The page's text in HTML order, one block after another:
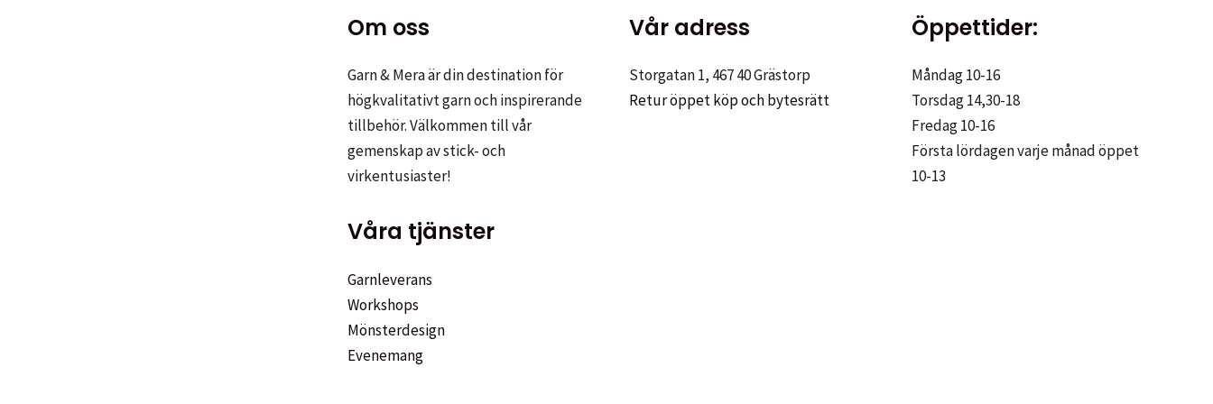
väljas
produktsidan
alternativen
väljas
alternativen
produktsidan
Om oss
Garn & Mera är din destination för
högkvalitativt garn och inspirerande
tillbehör. Välkommen till vår
gemenskap av stick- och
virkentusiaster!
Våra tjänster
Garnleverans
Workshops
Mönsterdesign
Evenemang
Vår adress
Storgatan 1, 467 40 Grästorp
Retur öppet köp och bytesrätt
Öppettider:
Måndag 10-16
Torsdag 14,30-18
Fredag 10-16
Första lördagen varje månad öppet
10-13